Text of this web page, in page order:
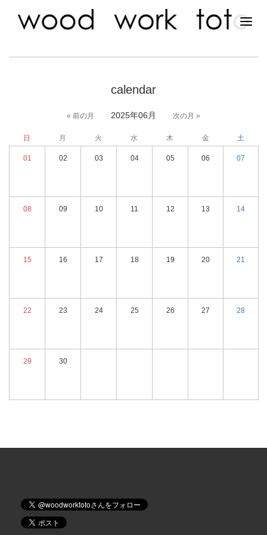
calendar
« 前の月 2025年06月 次の月 »
日 月 火 水 木 金 土
01 02 03 04 05 06 07
08 09 10 11 12 13 14
15 16 17 18 19 20 21
22 23 24 25 26 27 28
29 30